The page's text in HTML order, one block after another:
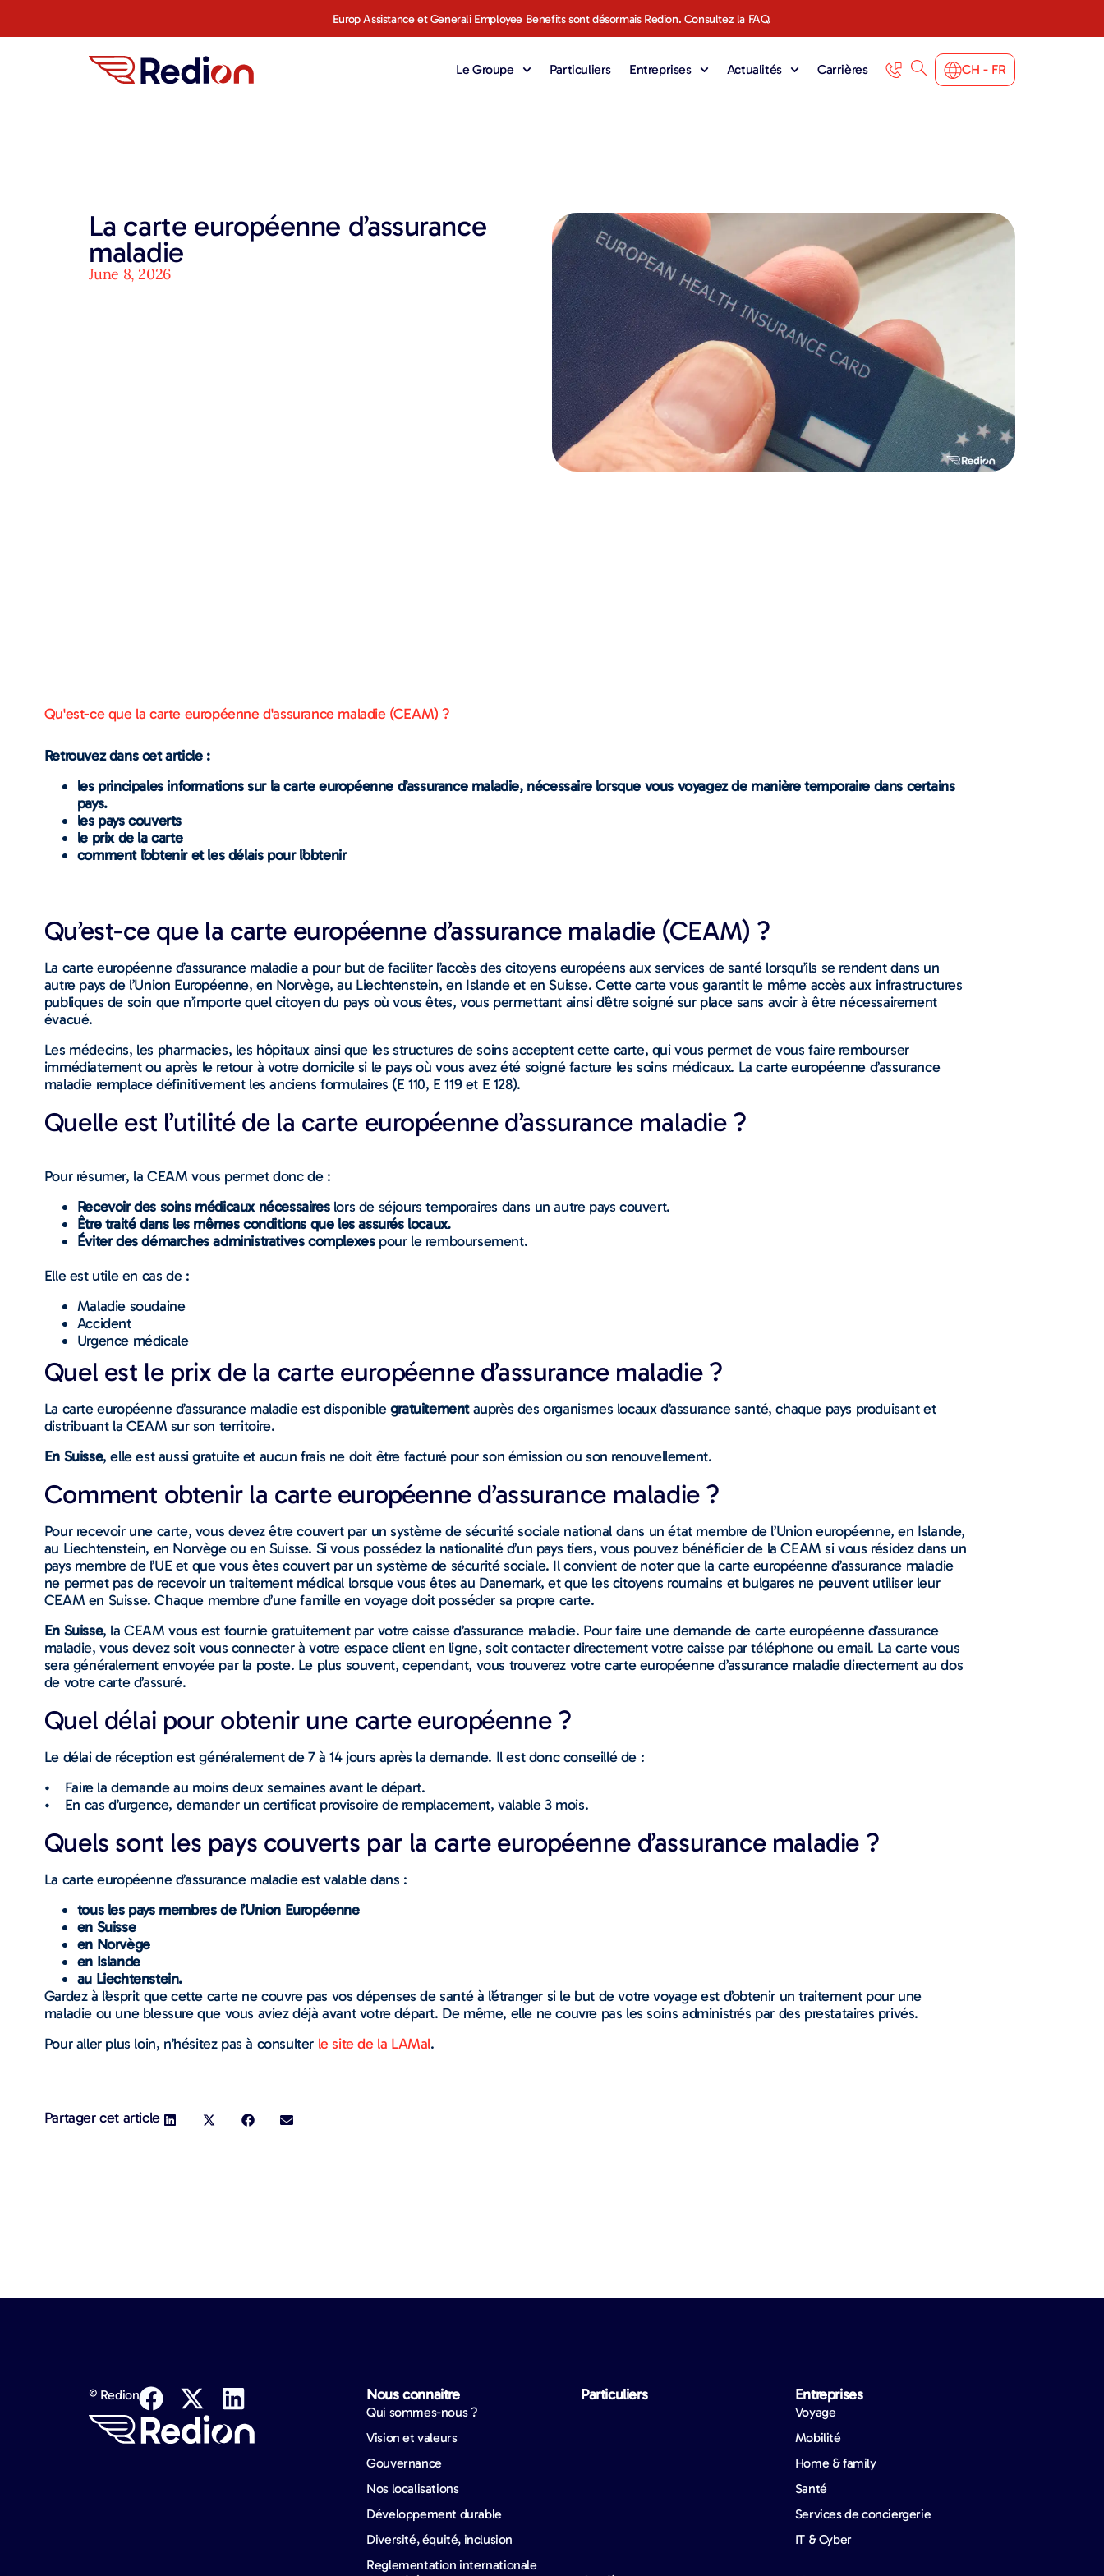
Europ Assistance et Generali Employee Benefits sont désormais Redion. Consultez la FAQ.
Le Groupe Particuliers Entreprises Actualités Carrières CH - FR
La carte européenne d’assurance
maladie
June 8, 2026
Qu'est-ce que la carte européenne d'assurance maladie (CEAM) ?
Retrouvez dans cet article :
les principales informations sur la carte européenne d’assurance maladie, nécessaire lorsque vous voyagez de manière temporaire dans certains
pays.
les pays couverts
le prix de la carte
comment l’obtenir et les délais pour l’obtenir
Qu’est-ce que la carte européenne d’assurance maladie (CEAM) ?
La carte européenne d’assurance maladie a pour but de faciliter l’accès des citoyens européens aux services de santé lorsqu’ils se rendent dans un
autre pays de l’Union Européenne, en Norvège, au Liechtenstein, en Islande et en Suisse. Cette carte vous garantit le même accès aux infrastructures
publiques de soin que n’importe quel citoyen du pays où vous êtes, vous permettant ainsi d’être soigné sur place sans avoir à être nécessairement
évacué.
Les médecins, les pharmacies, les hôpitaux ainsi que les structures de soins acceptent cette carte, qui vous permet de vous faire rembourser
immédiatement ou après le retour à votre domicile si le pays où vous avez été soigné facture les soins médicaux. La carte européenne d’assurance
maladie remplace définitivement les anciens formulaires (E 110, E 119 et E 128).
Quelle est l’utilité de la carte européenne d’assurance maladie ?
Pour résumer, la CEAM vous permet donc de :
Recevoir des soins médicaux nécessaires lors de séjours temporaires dans un autre pays couvert.
Être traité dans les mêmes conditions que les assurés locaux.
Éviter des démarches administratives complexes pour le remboursement.
Elle est utile en cas de :
Maladie soudaine
Accident
Urgence médicale
Quel est le prix de la carte européenne d’assurance maladie ?
La carte européenne d’assurance maladie est disponiblegratuitementauprès des organismes locaux d’assurance santé, chaque pays produisant et
distribuant la CEAM sur son territoire.
En Suisse, elle est aussi gratuite et aucun frais ne doit être facturé pour son émission ou son renouvellement.
Comment obtenir la carte européenne d’assurance maladie ?
Pour recevoir une carte, vous devez être couvert par un système de sécurité sociale national dans un état membre de l’Union européenne, en Islande,
au Liechtenstein, en Norvège ou en Suisse. Si vous possédez la nationalité d’un pays tiers, vous pouvez bénéficier de la CEAM si vous résidez dans un
pays membre de l’UE et que vous êtes couvert par un système de sécurité sociale. Il convient de noter que la carte européenne d’assurance maladie
ne permet pas de recevoir un traitement médical lorsque vous êtes au Danemark, et que les citoyens roumains et bulgares ne peuvent utiliser leur
CEAM en Suisse. Chaque membre d’une famille en voyage doit posséder sa propre carte.
En Suisse, la CEAM vous est fournie gratuitement par votre caisse d’assurance maladie. Pour faire une demande de carte européenne d’assurance
maladie, vous devez soit vous connecter à votre espace client en ligne, soit contacter directement votre caisse par téléphone ou email. La carte vous
sera généralement envoyée par la poste. Le plus souvent, cependant, vous trouverez votre carte européenne d’assurance maladie directement au dos
de votre carte d’assuré.
Quel délai pour obtenir une carte européenne ?
Le délai de réception est généralement de 7 à 14 jours après la demande. Il est donc conseillé de :
• Faire la demande au moins deux semaines avant le départ.
• En cas d’urgence, demander un certificat provisoire de remplacement, valable 3 mois.
Quels sont les pays couverts par la carte européenne d’assurance maladie ?
La carte européenne d’assurance maladie est valable dans :
tous les pays membres de l’Union Européenne
en Suisse
en Norvège
en Islande
au Liechtenstein.
Gardez à l’esprit que cette carte ne couvre pas vos dépenses de santé à l’étranger si le but de votre voyage est d’obtenir un traitement pour une
maladie ou une blessure que vous aviez déjà avant votre départ. De même, elle ne couvre pas les soins administrés par des prestataires privés.
Pour aller plus loin, n’hésitez pas à consulter le site de la LAMal.
Partager cet article
© Redion Nous connaitre​
Qui sommes-nous ?
Vision et valeurs
Gouvernance
Nos localisations
Développement durable
Diversité, équité, inclusion
Reglementation internationale
Particuliers​ Entreprises​
Voyage
Mobilité
Home & family
Santé
Services de conciergerie
IT & Cyber